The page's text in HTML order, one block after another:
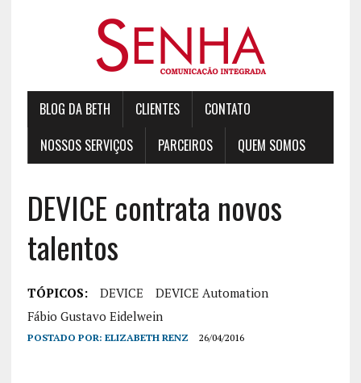
BLOG DA BETH CLIENTES
CONTATO
NOSSOS SERVIÇOS
PARCEIROS QUEM SOMOS
DEVICE contrata novos
talentos
TÓPICOS: DEVICE
DEVICE Automation
Fábio Gustavo Eidelwein
POSTADO POR: ELIZABETH RENZ 26/04/2016